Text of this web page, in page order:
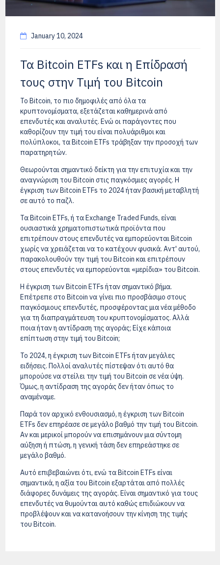
January 10, 2024
Τα Bitcoin ETFs και η Επίδρασή
τους στην Τιμή του Bitcoin
Το Bitcoin, το πιο δημοφιλές από όλα τα
κρυπτονομίσματα, εξετάζεται καθημερινά από
επενδυτές και αναλυτές. Ενώ οι παράγοντες που
καθορίζουν την τιμή του είναι πολυάριθμοι και
πολύπλοκοι, τα Bitcoin ETFs τράβηξαν την προσοχή των
παρατηρητών.
Θεωρούνται σημαντικό δείκτη για την επιτυχία και την
αναγνώριση του Bitcoin στις παγκόσμιες αγορές. Η
έγκριση των Bitcoin ETFs το 2024 ήταν βασική μεταβλητή
σε αυτό το παζλ.
Τα Bitcoin ETFs, ή τα Exchange Traded Funds, είναι
ουσιαστικά χρηματοπιστωτικά προϊόντα που
επιτρέπουν στους επενδυτές να εμπορεύονται Bitcoin
χωρίς να χρειάζεται να το κατέχουν φυσικά. Αντ' αυτού,
παρακολουθούν την τιμή του Bitcoin και επιτρέπουν
στους επενδυτές να εμπορεύονται «μερίδια» του Bitcoin.
Η έγκριση των Bitcoin ETFs ήταν σημαντικό βήμα.
Επέτρεπε στο Bitcoin να γίνει πιο προσβάσιμο στους
παγκόσμιους επενδυτές, προσφέροντας μια νέα μέθοδο
για τη διαπραγμάτευση του κρυπτονομίσματος. Αλλά
ποια ήταν η αντίδραση της αγοράς; Είχε κάποια
επίπτωση στην τιμή του Bitcoin;
Το 2024, η έγκριση των Bitcoin ETFs ήταν μεγάλες
ειδήσεις. Πολλοί αναλυτές πίστεψαν ότι αυτό θα
μπορούσε να στείλει την τιμή του Bitcoin σε νέα ύψη.
Όμως, η αντίδραση της αγοράς δεν ήταν όπως το
αναμέναμε.
Παρά τον αρχικό ενθουσιασμό, η έγκριση των Bitcoin
ETFs δεν επηρέασε σε μεγάλο βαθμό την τιμή του Bitcoin.
Αν και μερικοί μπορούν να επισημάνουν μια σύντομη
αύξηση ή πτώση, η γενική τάση δεν επηρεάστηκε σε
μεγάλο βαθμό.
Αυτό επιβεβαιώνει ότι, ενώ τα Bitcoin ETFs είναι
σημαντικά, η αξία του Bitcoin εξαρτάται από πολλές
διάφορες δυνάμεις της αγοράς. Είναι σημαντικό για τους
επενδυτές να θυμούνται αυτό καθώς επιδιώκουν να
προβλέψουν και να κατανοήσουν την κίνηση της τιμής
του Bitcoin.